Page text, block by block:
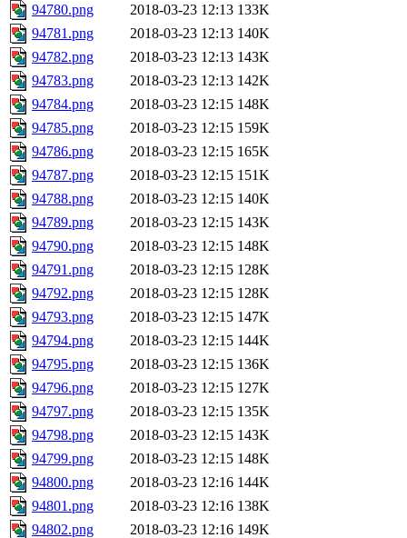
94780.png
2018-03-23 12:13 133K
94781.png
2018-03-23 12:13 140K
94782.png
2018-03-23 12:13 143K
94783.png
2018-03-23 12:13 142K
94784.png
2018-03-23 12:15 148K
94785.png
2018-03-23 12:15 159K
94786.png
2018-03-23 12:15 165K
94787.png
2018-03-23 12:15 151K
94788.png
2018-03-23 12:15 140K
94789.png
2018-03-23 12:15 143K
94790.png
2018-03-23 12:15 148K
94791.png
2018-03-23 12:15 128K
94792.png
2018-03-23 12:15 128K
94793.png
2018-03-23 12:15 147K
94794.png
2018-03-23 12:15 144K
94795.png
2018-03-23 12:15 136K
94796.png
2018-03-23 12:15 127K
94797.png
2018-03-23 12:15 135K
94798.png
2018-03-23 12:15 143K
94799.png
2018-03-23 12:15 148K
94800.png
2018-03-23 12:16 144K
94801.png
2018-03-23 12:16 138K
94802.png
2018-03-23 12:16 149K